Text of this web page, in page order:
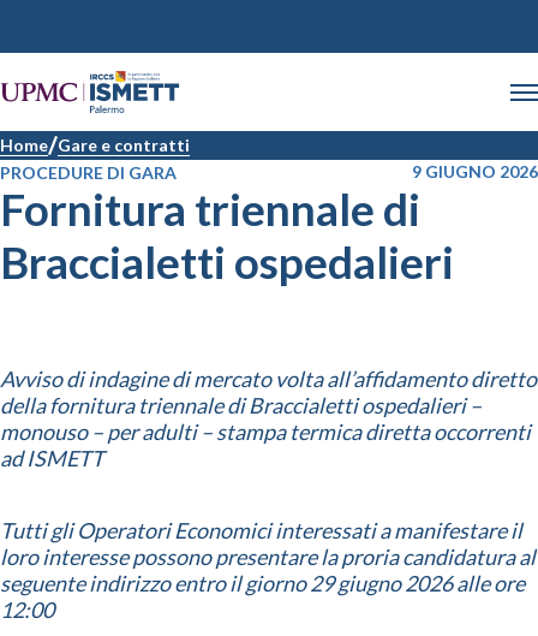
Home Gare e contratti
PROCEDURE DI GARA
9 GIUGNO 2026
Fornitura triennale di
Braccialetti ospedalieri
Avviso di indagine di mercato volta all’affidamento diretto
della fornitura triennale di Braccialetti ospedalieri –
monouso – per adulti – stampa termica diretta occorrenti
ad ISMETT
Tutti gli Operatori Economici interessati a manifestare il
loro interesse possono presentare la proria candidatura al
seguente indirizzo entro il giorno 29 giugno 2026 alle ore
12:00